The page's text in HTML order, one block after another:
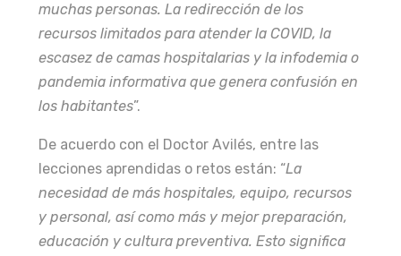
muchas personas. La redirección de los
recursos limitados para atender la COVID, la
escasez de camas hospitalarias y la infodemia o
pandemia informativa que genera confusión en
los habitantes”.
De acuerdo con el Doctor Avilés, entre las
lecciones aprendidas o retos están: “La
necesidad de más hospitales, equipo, recursos
y personal, así como más y mejor preparación,
educación y cultura preventiva. Esto significa